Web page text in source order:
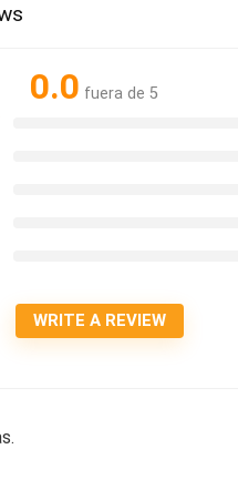
0.0 fuera de 5
WRITE A REVIEW